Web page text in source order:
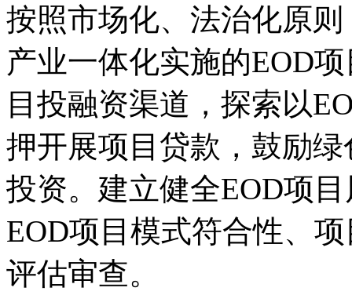
按照市场化、法治化原
产业一体化实施的EOD
目投融资渠道，探索以
押开展项目贷款，鼓励
投资。建立健全EOD项
EOD项目模式符合性、
评估审查。